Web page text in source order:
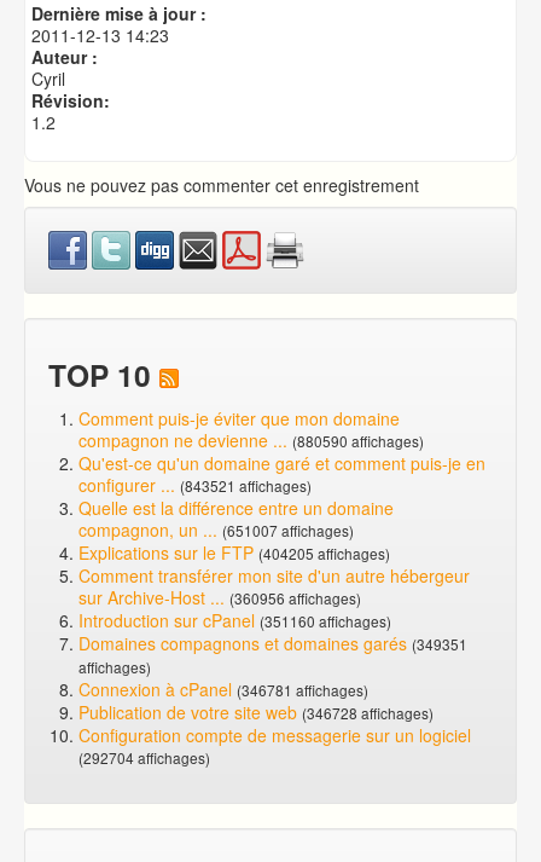
Créer une base de données MySQL
Dernière mise à jour :
2011-12-13 14:23
Auteur :
Cyril
Révision:
1.2
Vous ne pouvez pas commenter cet enregistrement
TOP 10
Comment puis-je éviter que mon domaine
compagnon ne devienne ... (880590 affichages)
Qu'est-ce qu'un domaine garé et comment puis-je en
configurer ... (843521 affichages)
Quelle est la différence entre un domaine
compagnon, un ... (651007 affichages)
Explications sur le FTP (404205 affichages)
Comment transférer mon site d'un autre hébergeur
sur Archive-Host ... (360956 affichages)
Introduction sur cPanel (351160 affichages)
Domaines compagnons et domaines garés (349351
affichages)
Connexion à cPanel (346781 affichages)
Publication de votre site web (346728 affichages)
Configuration compte de messagerie sur un logiciel
(292704 affichages)